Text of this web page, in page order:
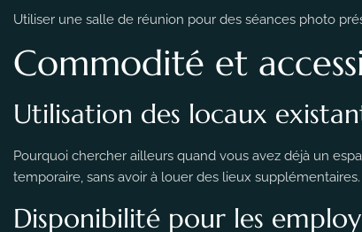
Utiliser une salle de réunion pour des séances photo
Commodité et
Utilisation des locaux
Pourquoi chercher ailleurs quand vous avez déjà un
temporaire, sans avoir à louer des lieux supplémentaires.
Disponibilité pour les